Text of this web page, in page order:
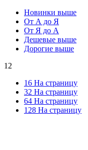
Новинки выше
От А до Я
От Я до А
Дешевые выше
Дорогие выше
12
16 На страницу
32 На страницу
64 На страницу
128 На страницу